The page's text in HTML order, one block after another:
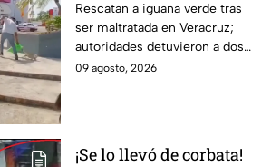
intenta robársela en
Veracruz; hay dos
detenidos (VIDEO)
Rescatan a iguana verde tras
ser maltratada en Veracruz;
autoridades detuvieron a dos
implicados y recuerdan las
09 agosto, 2026
¡Se lo llevó de corbata!